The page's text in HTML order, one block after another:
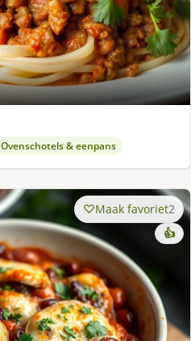
Ovenschotels & eenpans
Maak favoriet2
👍